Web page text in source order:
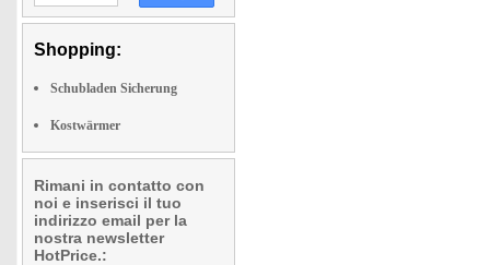
Shopping:
Schubladen Sicherung
Kostwärmer
Rimani in contatto con
noi e inserisci il tuo
indirizzo email per la
nostra newsletter
HotPrice.: